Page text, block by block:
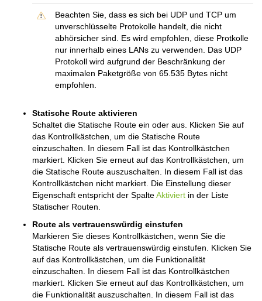
Beachten Sie, dass es sich bei UDP und TCP um
unverschlüsselte Protokolle handelt, die nicht
abhörsicher sind. Es wird empfohlen, diese Protkolle
nur innerhalb eines LANs zu verwenden. Das UDP
Protokoll wird aufgrund der Beschränkung der
maximalen Paketgröße von 65.535 Bytes nicht
empfohlen.
Statische Route aktivieren
Schaltet die Statische Route ein oder aus. Klicken Sie auf
das Kontrollkästchen, um die Statische Route
einzuschalten. In diesem Fall ist das Kontrollkästchen
markiert. Klicken Sie erneut auf das Kontrollkästchen, um
die Statische Route auszuschalten. In diesem Fall ist das
Kontrollkästchen nicht markiert. Die Einstellung dieser
Eigenschaft entspricht der SpalteAktiviert in der Liste
Statischer Routen.
Route als vertrauenswürdig einstufen
Markieren Sie dieses Kontrollkästchen, wenn Sie die
Statische Route als vertrauenswürdig einstufen. Klicken Sie
auf das Kontrollkästchen, um die Funktionalität
einzuschalten. In diesem Fall ist das Kontrollkästchen
markiert. Klicken Sie erneut auf das Kontrollkästchen, um
die Funktionalität auszuschalten. In diesem Fall ist das